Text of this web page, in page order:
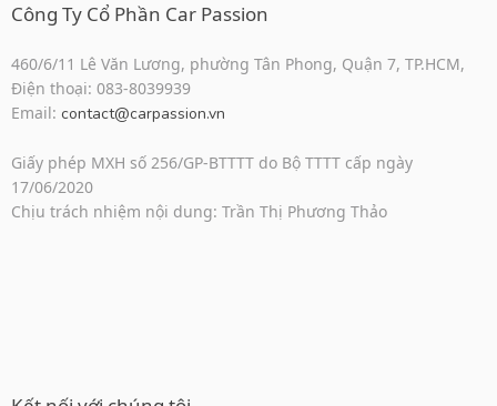
Công Ty Cổ Phần Car Passion
460/6/11 Lê Văn Lương, phường Tân Phong, Quận 7, TP.HCM,
Điện thoại: 083-8039939
Email: contact@carpassion.vn
Giấy phép MXH số 256/GP-BTTTT do Bộ TTTT cấp ngày
17/06/2020
Chịu trách nhiệm nội dung: Trần Thị Phương Thảo